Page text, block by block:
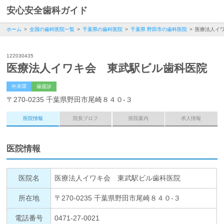
安心安全歯科ガイド
ホーム 全国の歯科医院一覧 千葉県の歯科医院 千葉県 野田市の歯科医院 医療法人イ
122030435
医療法人イワキ会 東武駅ビル歯科医院
外来環 歯援診
〒270-0235 千葉県野田市尾崎８４０‐３
医院情報 院長プロフ 医院案内 求人情報
医院情報
医院名 医療法人イワキ会 東武駅ビル歯科医院
所在地 〒270-0235 千葉県野田市尾崎８４０‐３
電話番号 0471-27-0021